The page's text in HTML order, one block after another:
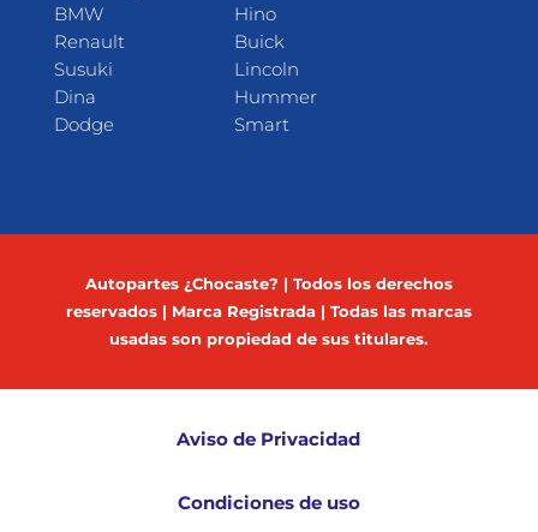
BMW
Renault
Susuki
Dina
Dodge
Hino
Buick
Lincoln
Hummer
Smart
Autopartes ¿Chocaste? | Todos los derechos
reservados | Marca Registrada | Todas las marcas
usadas son propiedad de sus titulares.
Aviso de Privacidad
Condiciones de uso